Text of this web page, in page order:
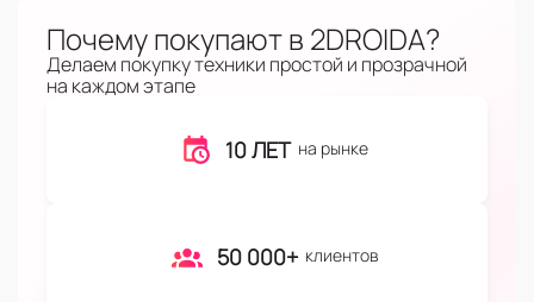
Почему покупают в 2DROIDA?
Делаем покупку техники простой и прозрачной
на каждом этапе
10 ЛЕТ на рынке
50 000+ клиентов